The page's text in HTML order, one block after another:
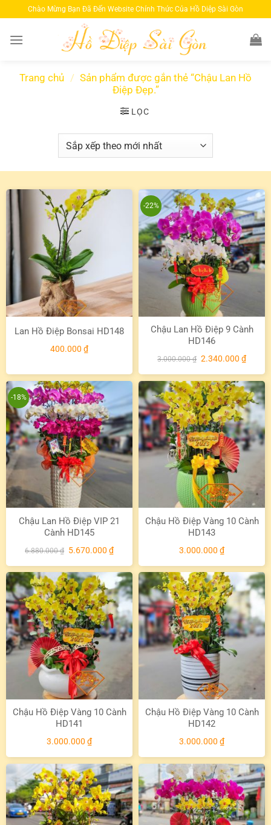
qua
nội
Chào Mừng Bạn Đã Đến Website Chính Thức Của Hồ Diệp Sài Gòn
Trang chủ / Sản phẩm được gắn thẻ “Chậu Lan Hồ
Điệp Đẹp.”
LỌC
Lan Hồ Điệp Bonsai HD148
400.000 ₫
-22%
Chậu Lan Hồ Điệp 9 Cành
HD146
3.000.000₫ Giá
là:
3.000.000 ₫.
2.340.000 ₫Giá
hiện
tại
là:
-18%
Chậu Lan Hồ Điệp VIP 21
Cành HD145
6.880.000₫ Giá
là:
6.880.000 ₫.
5.670.000 ₫Giá
hiện
tại
là:
5.670.000 ₫.
Chậu Hồ Điệp Vàng 10 Cành
HD143
3.000.000 ₫
Chậu Hồ Điệp Vàng 10 Cành
HD141
3.000.000 ₫
Chậu Hồ Điệp Vàng 10 Cành
HD142
3.000.000 ₫